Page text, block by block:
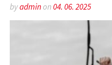
byadminon04. 06. 2025